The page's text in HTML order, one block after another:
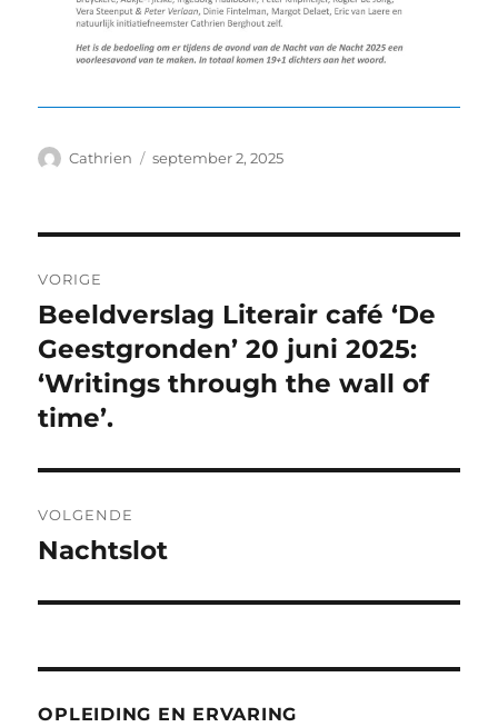
Auteur
Cathrien
Geplaatst
september 2, 2025
navigatie
VORIGE
Vorig
bericht:
Beeldverslag Literair café ‘De
Geestgronden’ 20 juni 2025:
‘Writings through the wall of
time’.
VOLGENDE
Volgend
Nachtslot
OPLEIDING EN ERVARING